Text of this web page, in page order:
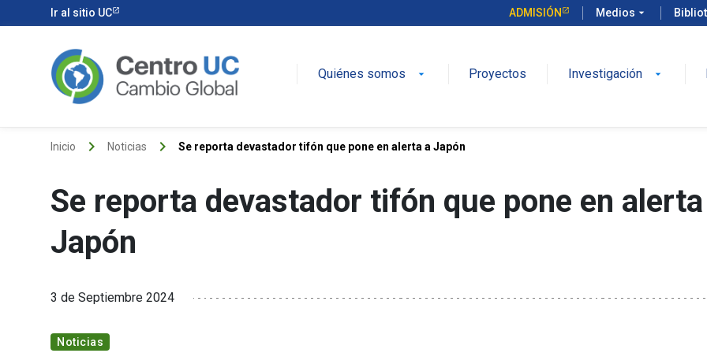
Ir al sitio UC ADMISIÓN Medios arrow_drop_down
Quiénes somos arrow_drop_down Proyectos Investigación arrow_drop_down
Inicio keyboard_arrow_right Noticias keyboard_arrow_right Se reporta devastador tifón que pone en alerta a Japón
Se reporta devastador tifón que pone en
Japón
3 de Septiembre 2024
Noticias